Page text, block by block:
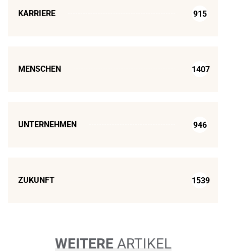
KARRIERE 915
MENSCHEN 1407
UNTERNEHMEN 946
ZUKUNFT 1539
WEITERE ARTIKEL